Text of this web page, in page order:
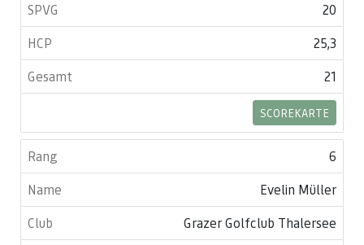
20
25,3
21
SCOREKARTE
6
Evelin Müller
Grazer Golfclub Thalersee